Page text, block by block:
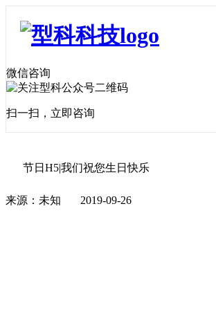
微信咨询
扫一扫，立即咨询
节日H5|我们祝您生日快乐
来源：未知 2019-09-26